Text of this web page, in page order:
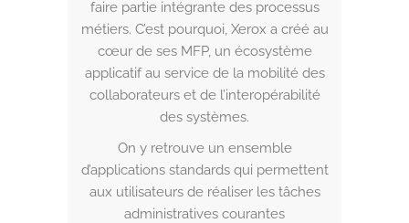
faire partie intégrante des processus
métiers. C’est pourquoi, Xerox a créé au
cœur de ses MFP, un écosystème
applicatif au service de la mobilité des
collaborateurs et de l’interopérabilité
des systèmes.
On y retrouve un ensemble
d’applications standards qui permettent
aux utilisateurs de réaliser les tâches
administratives courantes